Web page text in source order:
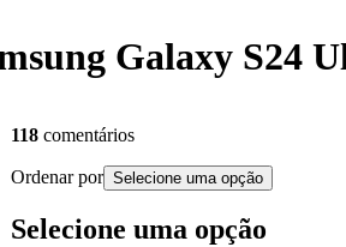
Galaxy S24
118 comentários
Ordenar por Selecione uma opção
Selecione uma opção